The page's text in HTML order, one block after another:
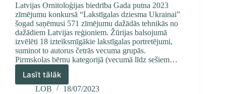
Latvijas Ornitoloģijas biedrība Gada putna 2023
zīmējumu konkursā “Lakstīgalas dziesma Ukrainai”
šogad saņēmusi 571 zīmējumu dažādās tehnikās no
dažādiem Latvijas reģioniem. Žūrijas balsojumā
izvēlēti 18 izteiksmīgākie lakstīgalas portretējumi,
suminot to autorus četrās vecuma grupās.
Pirmskolas bērnu kategorijā (vecumā līdz sešiem…
Lasīt tālāk
Gada
putna
LOB 18/07/2023